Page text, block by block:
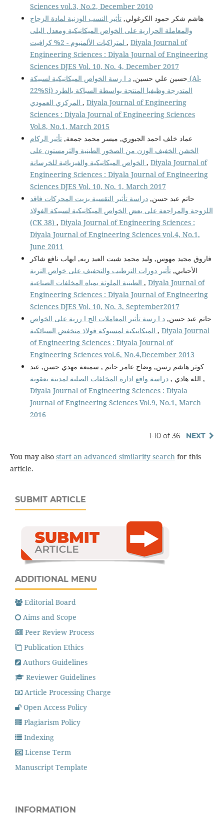
Sciences vol.3, No.2, December 2010
هاشم شكر حمود الكرغولي,تأثير النسب الوزنية لمادة الزجاج
والمعاملة الحرارية على الخواص الميكانيكية ومعدل البلى
, Diyala Journal of
Engineering Sciences : Diyala Journal of Engineering
Sciences DJES Vol. 10, No. 4, December 2017
حسين علي حسين,د ا رسة الخواص الميكانيكية لسبيكة (Al-
22%Si) المتدرجة وظيفيا المنتجة بواسطة السباكة بالطرد
, Diyala Journal of Engineering
Sciences : Diyala Journal of Engineering Sciences
Vol.8, No.1, March 2015
عماد خلف احمد الجبوري, ميسر محمد جمعة,تأثير الركام
الخشن الخفيف الوزن من الصخور الطينية والثرمستون على
, Diyala Journal of
Engineering Sciences : Diyala Journal of Engineering
Sciences DJES Vol. 10, No. 1, March 2017
حاتم عبد حسن,دراسة تأثير التقسية بزيت المحركات فاقد
اللزوجة والمراجعة على بعض الخواص الميكانيكية لسبيكة الفولاذ
(CK 38) , Diyala Journal of Engineering Sciences :
Diyala Journal of Engineering Sciences vol.4, No.1,
June 2011
فاروق مجيد مهوس, وليد محمد شيت العبد ربه, ايهاب نافع شاكر
الأحبابي,تأثير دورات الترطيب والتجفيف على خواص التربة
, Diyala Journal of
Engineering Sciences : Diyala Journal of Engineering
Sciences DJES Vol. 10, No. 3, September2017
حاتم عبد حسن,د ا رسة تأثير المعاملات الح ا ررية على الخواص
, Diyala Journal
of Engineering Sciences : Diyala Journal of
Engineering Sciences vol.6, No.4,December 2013
كوثر هاشم رسن, وضاح عامر حاتم , سميعة مهدي حسن, عبد
الله هادي , ,
Diyala Journal of Engineering Sciences : Diyala
Journal of Engineering Sciences Vol.9, No.1, March
2016
1-10 of 36 NEXT
You may also start an advanced similarity searchfor this
article.
SUBMIT ARTICLE
ADDITIONAL MENU
Editorial Board
Aims and Scope
Peer Review Process
Publication Ethics
Authors Guidelines
Reviewer Guidelines
Article Processing Charge
Open Access Policy
Plagiarism Policy
Indexing
License Term
Manuscript Template
INFORMATION